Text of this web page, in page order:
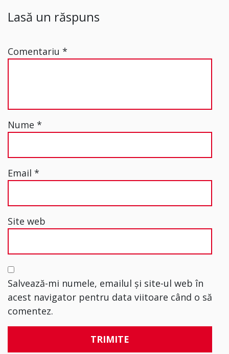
Lasă un răspuns
Comentariu *
Nume *
Email *
Site web
Salvează-mi numele, emailul și site-ul web în
acest navigator pentru data viitoare când o să
comentez.